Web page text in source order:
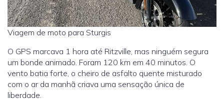
Viagem de moto para Sturgis
O GPS marcava 1 hora até Ritzville, mas ninguém segura
um bonde animado. Foram 120 km em 40 minutos. O
vento batia forte, o cheiro de asfalto quente misturado
com o ar da manhã criava uma sensação única de
liberdade.